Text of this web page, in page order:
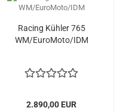
Racing Kühler 765
WM/EuroMoto/IDM
2.890,00 EUR